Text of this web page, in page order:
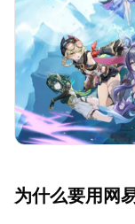
为什么要用网